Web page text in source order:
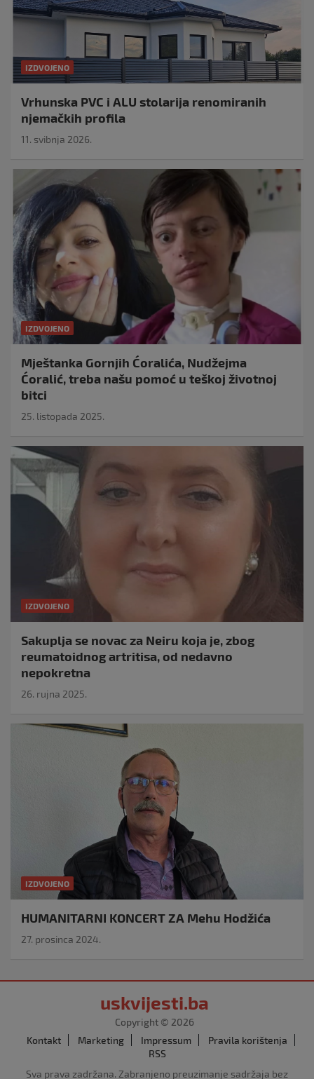
IZDVOJENO
Vrhunska PVC i ALU stolarija renomiranih
njemačkih profila
11. svibnja 2026.
IZDVOJENO
Mještanka Gornjih Ćoralića, Nudžejma
Ćoralić, treba našu pomoć u teškoj životnoj
bitci
25. listopada 2025.
IZDVOJENO
Sakuplja se novac za Neiru koja je, zbog
reumatoidnog artritisa, od nedavno
nepokretna
26. rujna 2025.
IZDVOJENO
HUMANITARNI KONCERT ZA Mehu Hodžića
27. prosinca 2024.
uskvijesti.ba
Copyright © 2026
Kontakt
Marketing Impressum
Pravila korištenja
RSS
Sva prava zadržana. Zabranjeno preuzimanje sadržaja bez